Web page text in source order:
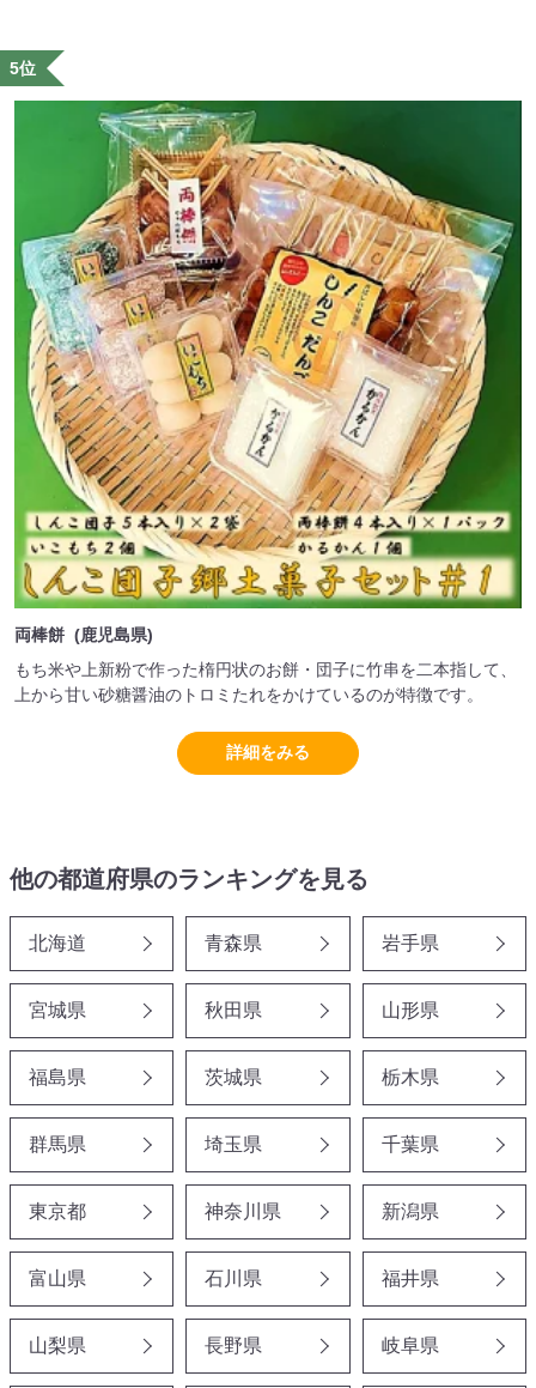
5位
両棒餅 (鹿児島県)
もち米や上新粉で作った楕円状のお餅・団子に竹串を二本指して、
上から甘い砂糖醤油のトロミたれをかけているのが特徴です。
詳細をみる
他の都道府県のランキングを見る
北海道 青森県 岩手県
宮城県 秋田県 山形県
福島県 茨城県 栃木県
群馬県 埼玉県 千葉県
東京都 神奈川県 新潟県
富山県 石川県 福井県
山梨県 長野県 岐阜県